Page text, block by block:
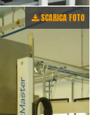
SCARICA FOTO